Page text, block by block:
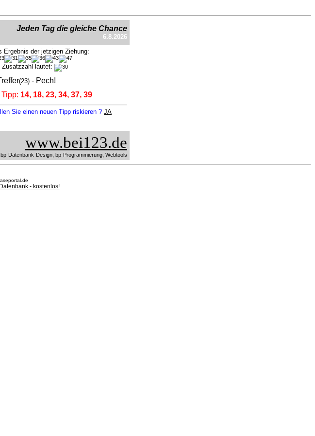
Jeden Tag die gleiche Chance
6.8.2026
Ergebnis der jetzigen Ziehung:
Zusatzzahl lautet:
(23) - Pech!
Tipp: 14, 18, 23, 34, 37, 39
Sie einen neuen Tipp riskieren ? JA
www.bei123.de
bp-Datenbank-Design, bp-Programmierung, Webtools
- kostenlos!